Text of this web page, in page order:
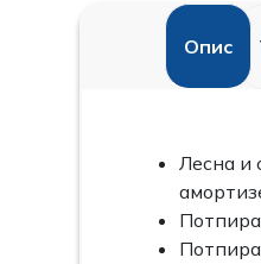
Опис
Лесна и